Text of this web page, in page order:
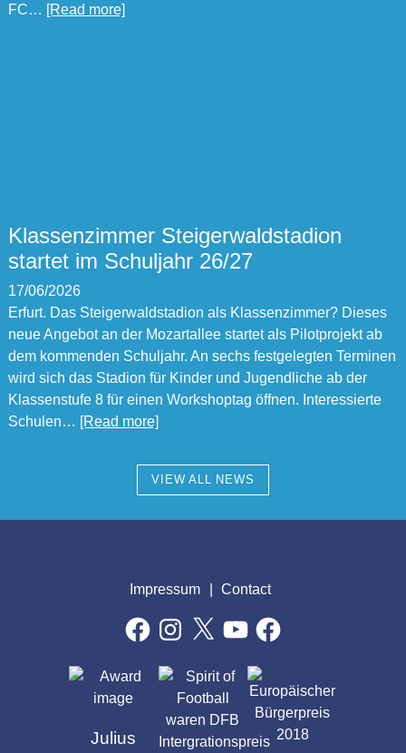
FC… [Read more]
Klassenzimmer Steigerwaldstadion
startet im Schuljahr 26/27
17/06/2026
Erfurt. Das Steigerwaldstadion als Klassenzimmer? Dieses
neue Angebot an der Mozartallee startet als Pilotprojekt ab
dem kommenden Schuljahr. An sechs festgelegten Terminen
wird sich das Stadion für Kinder und Jugendliche ab der
Klassenstufe 8 für einen Workshoptag öffnen. Interessierte
Schulen… [Read more]
VIEW ALL NEWS
Impressum Contact
FacebookInstagram
X YouTubeFacebook
AWARDS
Julius